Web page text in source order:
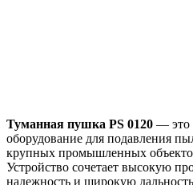
Туманная пушка PS 0120 — это
оборудование для подавления
крупных промышленных
Устройство сочетает высокую
надежность и широкую